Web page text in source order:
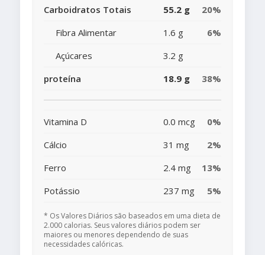
Carboidratos Totais
55.2 g
20%
Fibra Alimentar
1.6 g
6%
Açúcares
3.2 g
proteína
18.9 g 38%
Vitamina D 0.0 mcg
0%
Cálcio
31 mg
2%
Ferro
2.4 mg
13%
Potássio
237 mg 5%
* Os Valores Diários são baseados em uma dieta de
2.000 calorias. Seus valores diários podem ser
maiores ou menores dependendo de suas
necessidades calóricas.